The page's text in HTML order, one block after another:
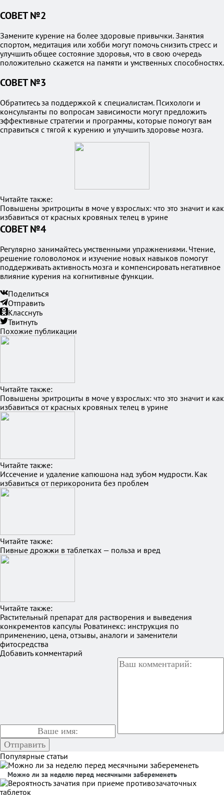
СОВЕТ №2
Замените курение на более здоровые привычки. Занятия
спортом, медитация или хобби могут помочь снизить стресс и
улучшить общее состояние здоровья, что в свою очередь
положительно скажется на памяти и умственных способностях.
СОВЕТ №3
Обратитесь за поддержкой к специалистам. Психологи и
консультанты по вопросам зависимости могут предложить
эффективные стратегии и программы, которые помогут вам
справиться с тягой к курению и улучшить здоровье мозга.
Читайте также:
Повышены эритроциты в моче у взрослых: что это значит и как
избавиться от красных кровяных телец в урине
СОВЕТ №4
Регулярно занимайтесь умственными упражнениями. Чтение,
решение головоломок и изучение новых навыков помогут
поддерживать активность мозга и компенсировать негативное
влияние курения на когнитивные функции.
Поделиться
Отправить
Класснуть
Твитнуть
Похожие публикации
Читайте также:
Повышены эритроциты в моче у взрослых: что это значит и как
избавиться от красных кровяных телец в урине
Читайте также:
Иссечение и удаление капюшона над зубом мудрости. Как
избавиться от перикоронита без проблем
Читайте также:
Пивные дрожжи в таблетках — польза и вред
Читайте также:
Растительный препарат для растворения и выведения
конкрементов капсулы Роватинекс: инструкция по
применению, цена, отзывы, аналоги и заменители
фитосредства
Добавить комментарий
Популярные статьи
Можно ли за неделю перед месячными забеременеть